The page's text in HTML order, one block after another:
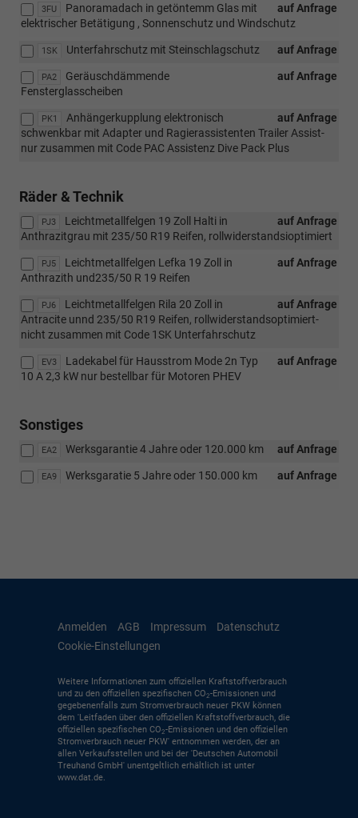
3FU auf Anfrage
Panoramadach in getöntemm Glas mit
elektrischer Betätigung , Sonnenschutz und Windschutz
1SK auf Anfrage
Unterfahrschutz mit Steinschlagschutz
PA2 auf Anfrage
Geräuschdämmende
Fensterglasscheiben
PK1 auf Anfrage
Anhängerkupplung elektronisch
schwenkbar mit Adapter und Ragierassistenten Trailer Assist-
nur zusammen mit Code PAC Assistenz Dive Pack Plus
Räder & Technik
PJ3 auf Anfrage
Leichtmetallfelgen 19 Zoll Halti in
Anthrazitgrau mit 235/50 R19 Reifen, rollwiderstandsioptimiert
PJ5 auf Anfrage
Leichtmetallfelgen Lefka 19 Zoll in
Anthrazith und235/50 R 19 Reifen
PJ6 auf Anfrage
Leichtmetallfelgen Rila 20 Zoll in
Antracite unnd 235/50 R19 Reifen, rollwiderstandsoptimiert-
nicht zusammen mit Code 1SK Unterfahrschutz
EV3 auf Anfrage
Ladekabel für Hausstrom Mode 2n Typ
10 A 2,3 kW nur bestellbar für Motoren PHEV
Sonstiges
EA2 auf Anfrage
Werksgarantie 4 Jahre oder 120.000 km
EA9 auf Anfrage
Werksgaratie 5 Jahre oder 150.000 km
Anmelden AGB Impressum
Datenschutz
Cookie-Einstellungen
Weitere Informationen zum offiziellen Kraftstoffverbrauch
und zu den offiziellen spezifischen CO2-Emissionen und
gegebenenfalls zum Stromverbrauch neuer PKW können
dem 'Leitfaden über den offiziellen Kraftstoffverbrauch, die
offiziellen spezifischen CO2-Emissionen und den offiziellen
Stromverbrauch neuer PKW' entnommen werden, der an
allen Verkaufsstellen und bei der 'Deutschen Automobil
Treuhand GmbH' unentgeltlich erhältlich ist unter
www.dat.de.